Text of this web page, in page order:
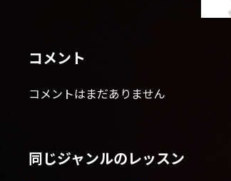
コメント
コメントはまだありません
同じジャンルのレッスン